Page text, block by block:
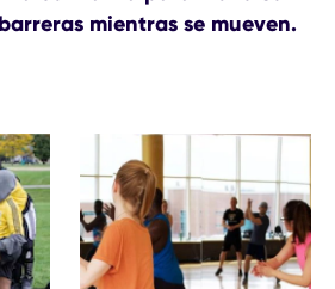
mientras se mueven.